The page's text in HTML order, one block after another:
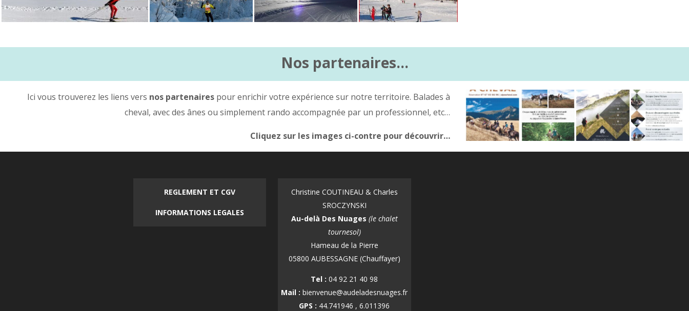
Nos partenaires…
Ici vous trouverez les liens vers nos partenaires pour enrichir votre expérience sur notre territoire. Balades à
cheval, avec des ânes ou simplement rando accompagnée par un professionnel, etc…
Cliquez sur les images ci-contre pour découvrir…
REGLEMENT ET CGV
INFORMATIONS LEGALES
Christine COUTINEAU & Charles
SROCZYNSKI
Au-delà Des Nuages (le chalet
tournesol)
Hameau de la Pierre
05800 AUBESSAGNE (Chauffayer)
Tel : 04 92 21 40 98
Mail : bienvenue@audeladesnuages.fr
GPS : 44.741946 , 6.011396